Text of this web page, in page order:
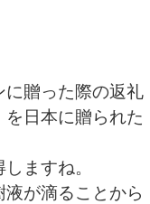
に贈った際の返礼
日本に贈られた
ますね。
が滴ることから